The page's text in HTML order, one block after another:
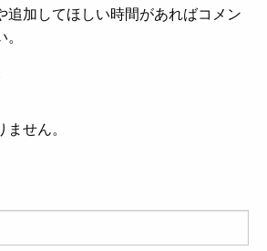
追加してほしい時間があればコメン
せん。